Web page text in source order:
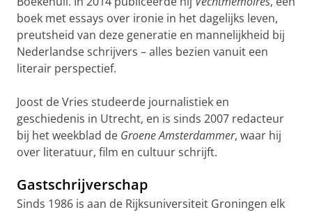
boek met essays over ironie in het dagelijks leven,
preutsheid van deze generatie en mannelijkheid bij
Nederlandse schrijvers – alles bezien vanuit een
literair perspectief.
Joost de Vries studeerde journalistiek en
geschiedenis in Utrecht, en is sinds 2007 redacteur
bij het weekblad de Groene Amsterdammer, waar hij
over literatuur, film en cultuur schrijft.
Gastschrijverschap
Sinds 1986 is aan de Rijksuniversiteit Groningen elk